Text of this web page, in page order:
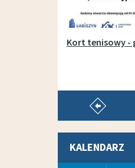
pokaż
KALENDARZ